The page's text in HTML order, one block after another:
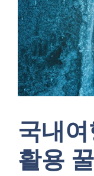
국내
활용